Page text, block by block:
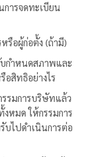
ารจดทะเบียน
รือผู้ก่อตั้ง (ถ้ามี)
กำหนดสภาพและ
สิทธิอย่างไร
รมการบริษัทแล้ว
งหมด ให้กรรมการ
บไปดำเนินการต่อ